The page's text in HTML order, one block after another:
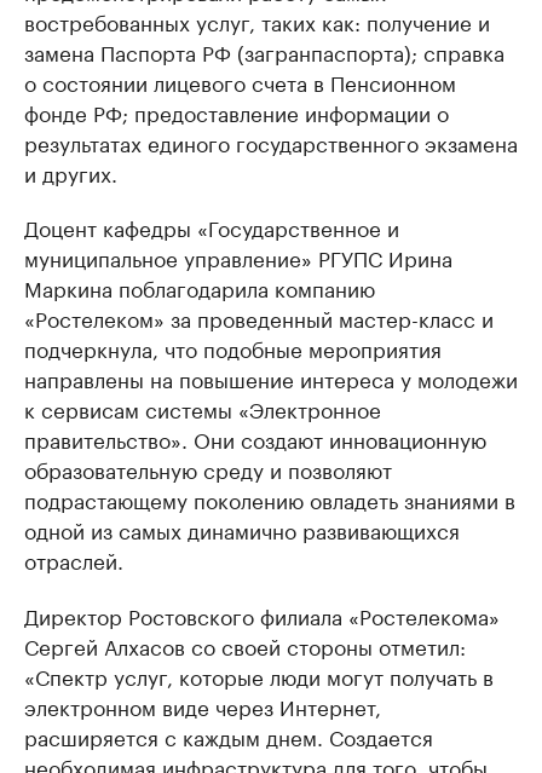
востребованных услуг, таких как: получение и
замена Паспорта РФ (загранпаспорта); справка
о состоянии лицевого счета в Пенсионном
фонде РФ; предоставление информации о
результатах единого государственного экзамена
и других.
Доцент кафедры «Государственное и
муниципальное управление» РГУПС Ирина
Маркина поблагодарила компанию
«Ростелеком» за проведенный мастер-класс и
подчеркнула, что подобные мероприятия
направлены на повышение интереса у молодежи
к сервисам системы «Электронное
правительство». Они создают инновационную
образовательную среду и позволяют
подрастающему поколению овладеть знаниями в
одной из самых динамично развивающихся
отраслей.
Директор Ростовского филиала «Ростелекома»
Сергей Алхасов со своей стороны отметил:
«Спектр услуг, которые люди могут получать в
электронном виде через Интернет,
расширяется с каждым днем. Создается
необходимая инфраструктура для того, чтобы